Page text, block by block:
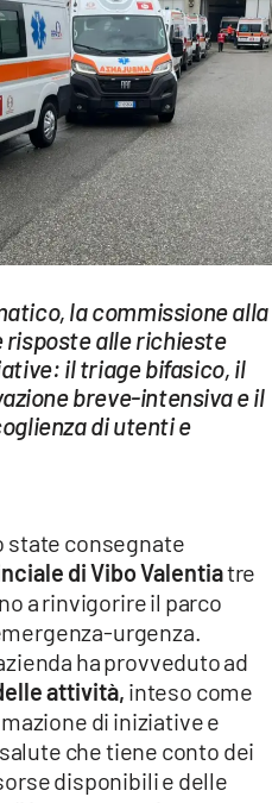
la commissione alla
risposte alle richieste
il triage bifasico, il
breve-intensiva e il
di utenti e
state consegnate
di Vibo Valentiatre
a rinvigorire il parco
urgenza.
ha provveduto ad
attività, inteso come
di iniziative e
che tiene conto dei
disponibili e delle